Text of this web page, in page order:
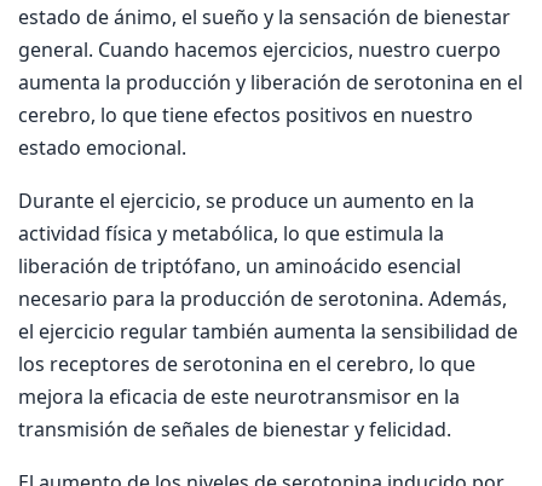
estado de ánimo, el sueño y la sensación de bienestar
general. Cuando hacemos ejercicios, nuestro cuerpo
aumenta la producción y liberación de serotonina en el
cerebro, lo que tiene efectos positivos en nuestro
estado emocional.
Durante el ejercicio, se produce un aumento en la
actividad física y metabólica, lo que estimula la
liberación de triptófano, un aminoácido esencial
necesario para la producción de serotonina. Además,
el ejercicio regular también aumenta la sensibilidad de
los receptores de serotonina en el cerebro, lo que
mejora la eficacia de este neurotransmisor en la
transmisión de señales de bienestar y felicidad.